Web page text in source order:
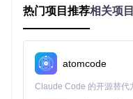
思考练习
如果让你设计一个提示
成可视化，你会包含哪
需求边界和期望输出。
热门项目推荐相关项
atomcode